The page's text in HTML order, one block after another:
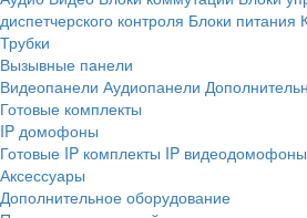
диспетчерского контроля Блоки питания
Трубки
Вызывные панели
Видеопанели Аудиопанели
Готовые комплекты
IP домофоны
Готовые IP комплекты IP видеодомофоны
Аксессуары
Дополнительное оборудование